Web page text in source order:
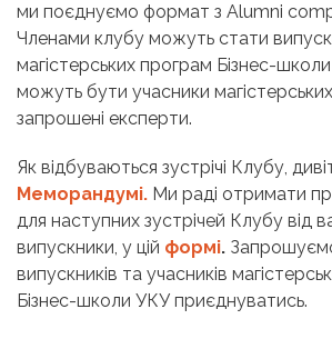
ми поєднуємо формат з Alumni
Членами клубу можуть стати
магістерських програм Бізнес-
можуть бути учасники
запрошені експерти.
Як відбуваються зустрічі Клубу,
Меморандумі. Ми раді отримати
для наступних зустрічей Клубу від
випускники, у цій формі.
випускників та учасників
Бізнес-школи УКУ приєднуватись.